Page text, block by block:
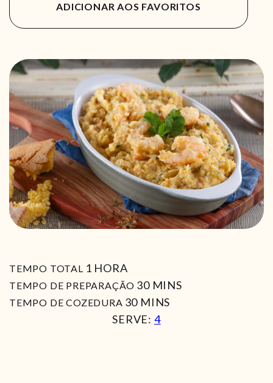
ADICIONAR AOS FAVORITOS
TEMPO TOTAL 1 HORA
HORA
TEMPO DE PREPARAÇÃO 30MIN
MINS
TEMPO DE COZEDURA 30MIN
MINS
SERVE: 4